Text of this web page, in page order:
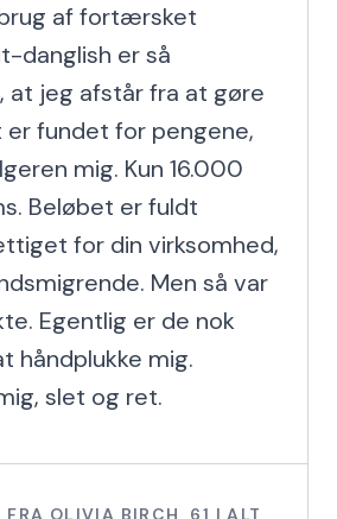
af fortærsket
danglish er så
at jeg afstår fra at gøre
er fundet for pengene,
mig. Kun 16.000
Beløbet er fuldt
for din virksomhed,
Men så var
Egentlig er de nok
håndplukke mig.
slet og ret.
OLIVIA BIRCH 61 I ALT